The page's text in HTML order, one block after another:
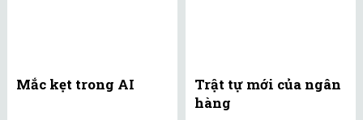
Mắc kẹt trong AI
Trật tự mới của ngân
hàng